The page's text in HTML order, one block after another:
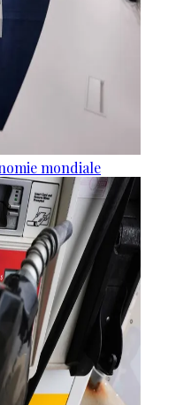
mondiale